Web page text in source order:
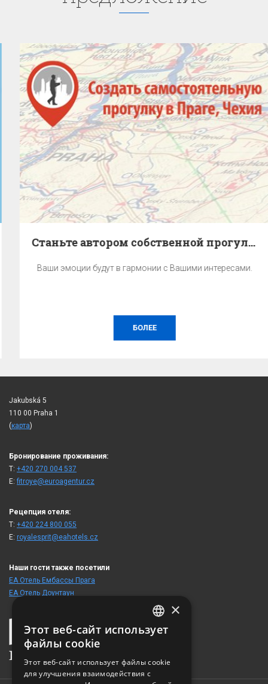
Станьте автором собственной прогулки по Праге.
Ваши эмоции будут в гармонии с Вашими интересами.
БОЛЕЕ
Jakubská 5
110 00 Praha 1
(карта)
Бронирование проживания:
T: +420 270 004 537
E:fitroye@euroagentur.cz
Рецепция отеля:
T: +420 224 800 055
E: royalesprit@eahotels.cz
Наши гости также посетили
ЕА Отель Ембассы Прага
ЕА Отель Доунтаун
CZECH
×
Этот веб-сайт использует
файлы cookie
Этот веб-сайт использует файлы cookie
для улучшения взаимодействия с